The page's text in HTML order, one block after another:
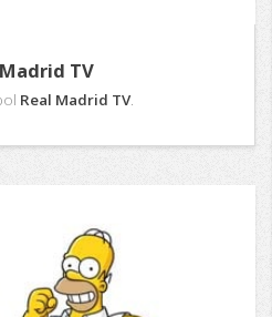
TV
Real Madrid TV.